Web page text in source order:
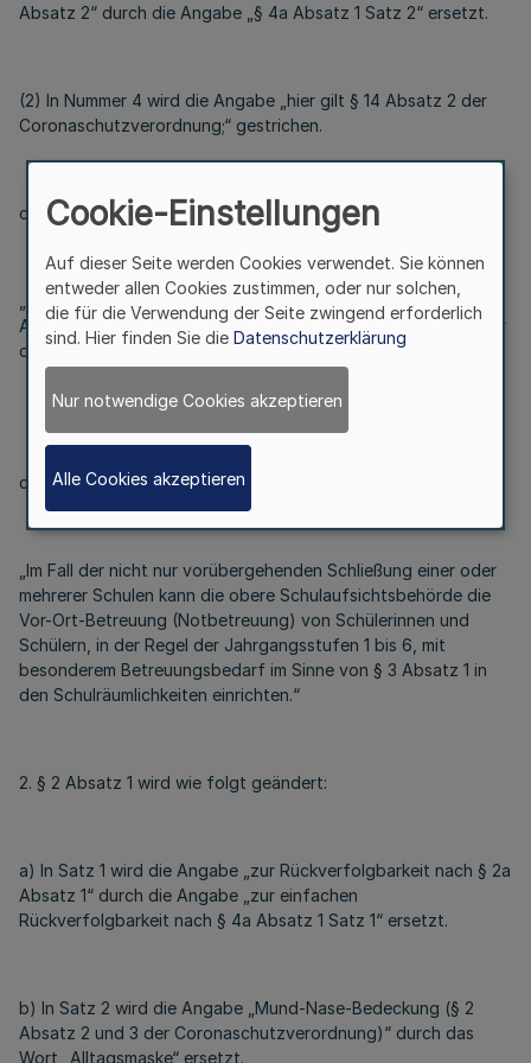
Absatz 2“ durch die Angabe „§ 4a Absatz 1 Satz 2“ ersetzt.
(2) In Nummer 4 wird die Angabe „hier gilt § 14 Absatz 2 der
Coronaschutzverordnung;“ gestrichen.
cc) Dem Absatz wird folgender Satz angefügt:
„Personen, die eine Verpflichtung zum Tragen einer
Alltagsmaske nicht beachten, sind durch die Schulleiterin oder
den Schulleiter von der schulischen Nutzung auszuschließen.“
c) Absatz 9 Satz 1 wie folgt gefasst:
„Im Fall der nicht nur vorübergehenden Schließung einer oder
mehrerer Schulen kann die obere Schulaufsichtsbehörde die
Vor-Ort-Betreuung (Notbetreuung) von Schülerinnen und
Schülern, in der Regel der Jahrgangsstufen 1 bis 6, mit
besonderem Betreuungsbedarf im Sinne von § 3 Absatz 1 in
den Schulräumlichkeiten einrichten.“
2. § 2 Absatz 1 wird wie folgt geändert:
a) In Satz 1 wird die Angabe „zur Rückverfolgbarkeit nach § 2a
Absatz 1“ durch die Angabe „zur einfachen
Rückverfolgbarkeit nach § 4a Absatz 1 Satz 1“ ersetzt.
b) In Satz 2 wird die Angabe „Mund-Nase-Bedeckung (§ 2
Absatz 2 und 3 der Coronaschutzverordnung)“ durch das
Wort „Alltagsmaske“ ersetzt.
Cookie-Einstellungen
Auf dieser Seite werden Cookies verwendet. Sie können
entweder allen Cookies zustimmen, oder nur solchen,
die für die Verwendung der Seite zwingend erforderlich
sind. Hier finden Sie die Datenschutzerklärung
Nur notwendige Cookies akzeptieren
Alle Cookies akzeptieren